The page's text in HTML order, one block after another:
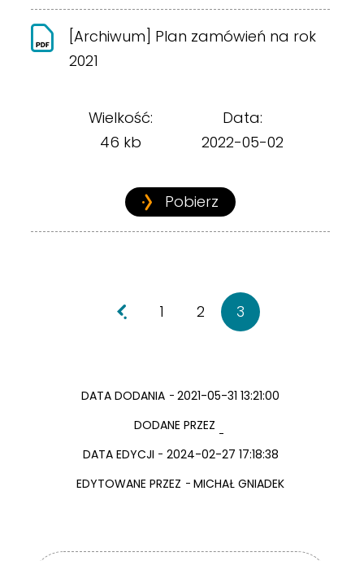
[Archiwum] Plan zamówień na rok
2021
Wielkość:
46 kb
Data:
2022-05-02
Pobierz
1 2 3
DATA DODANIA
2021-05-31 13:21:00
DODANE PRZEZ
DATA EDYCJI
2024-02-27 17:18:38
EDYTOWANE PRZEZ
MICHAŁ GNIADEK